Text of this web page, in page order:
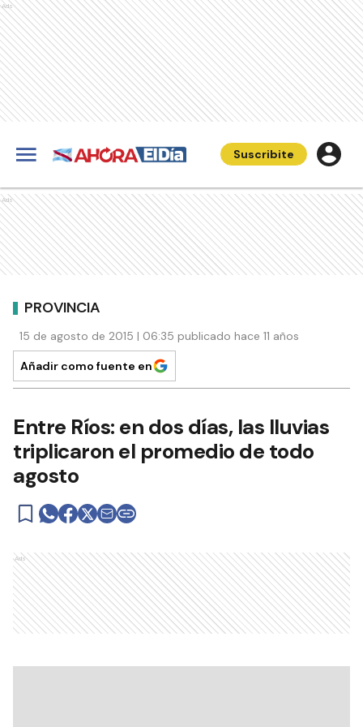
Ads
Suscribite
Ads
PROVINCIA
15 de agosto de 2015 | 06:35 publicado hace 11 años
Añadir como fuente en
Entre Ríos: en dos días, las lluvias
triplicaron el promedio de todo
agosto
Ads